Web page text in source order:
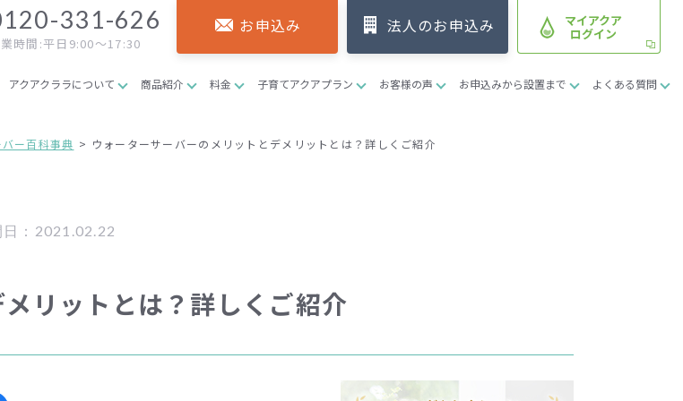
331-626
時間:平日9:00～17:30
お申込み 法人のお申込み マイアクア
ログイン
アクアクララについて 商品紹介 料金 子育てアクアプラン お客様の声 お申込みから設置まで よくある質問
ー百科事典 ウォーターサーバーのメリットとデメリットとは？詳しくご紹介
日：2021.02.22
リットとは？詳しくご紹介